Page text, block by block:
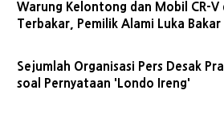
Warung Kelontong dan Mobil CR-V
Terbakar, Pemilik Alami Luka Bakar
Sejumlah Organisasi Pers Desak
soal Pernyataan 'Londo Ireng'